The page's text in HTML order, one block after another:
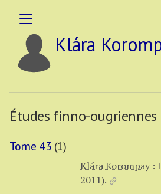
Klára
Études finno-ougriennes
Tome 43 (1)
Klára Korompay :
2011).